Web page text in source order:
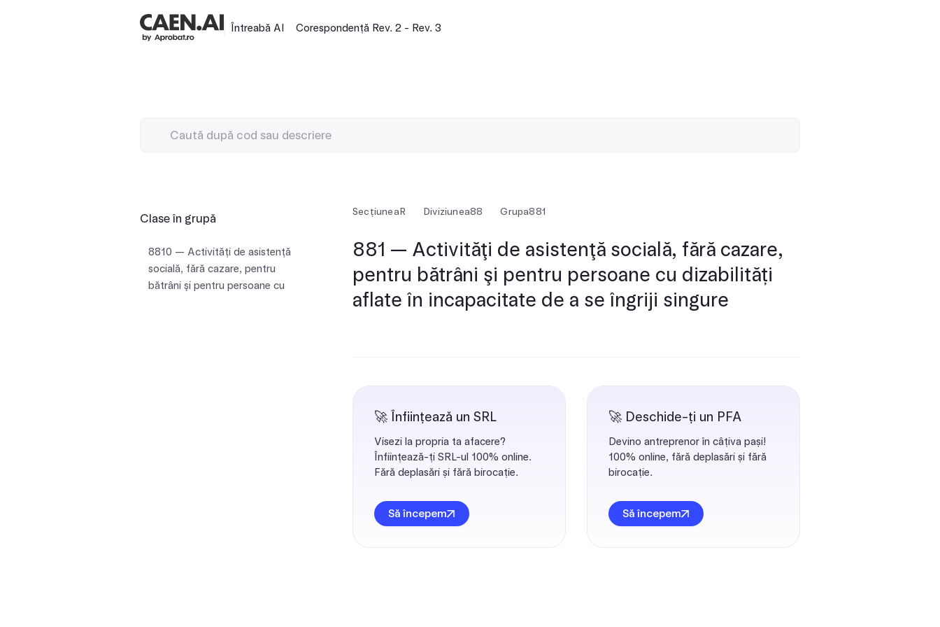
Întreabă AI Corespondență Rev. 2 - Rev. 3
Clase în grupă
8810 — Activităţi de asistenţă
socială, fără cazare, pentru
bătrâni şi pentru persoane cu
SecțiuneaR Diviziunea88 Grupa881
881 — Activităţi de asistenţă socială, fără cazare,
pentru bătrâni şi pentru persoane cu dizabilități
aflate în incapacitate de a se îngriji singure
🚀 Înființează un SRL
Visezi la propria ta afacere?
Înființează-ți SRL-ul 100% online.
Fără deplasări și fără birocație.
Să începem
🚀 Deschide-ți un PFA
Devino antreprenor în câțiva pași!
100% online, fără deplasări și fără
birocație.
Să începem